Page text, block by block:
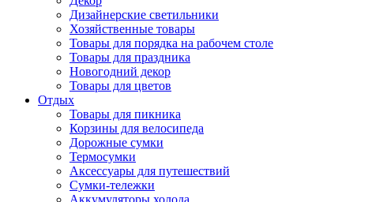
Дизайнерские светильники
Хозяйственные товары
Товары для порядка на рабочем столе
Товары для праздника
Новогодний декор
Товары для цветов
Отдых
Товары для пикника
Корзины для велосипеда
Дорожные сумки
Термосумки
Аксессуары для путешествий
Сумки-тележки